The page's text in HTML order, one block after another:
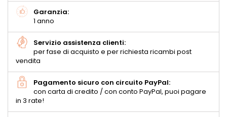
Garanzia:
1 anno
Servizio assistenza clienti:
per fase di acquisto e per richiesta ricambi post
vendita
Pagamento sicuro con circuito PayPal:
con carta di credito / con conto PayPal, puoi pagare
in 3 rate!